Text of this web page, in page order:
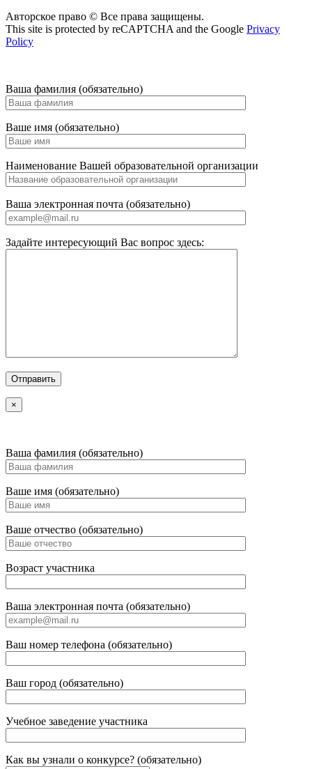
Авторское право © Все права защищены.
This site is protected by reCAPTCHA and the Google Privacy
Policy
Ваша фамилия (обязательно)
Ваше имя (обязательно)
Наименование Вашей образовательной организации
Ваша электронная почта (обязательно)
Задайте интересующий Вас вопрос здесь:
×
Ваша фамилия (обязательно)
Ваше имя (обязательно)
Ваше отчество (обязательно)
Возраст участника
Ваша электронная почта (обязательно)
Ваш номер телефона (обязательно)
Ваш город (обязательно)
Учебное заведение участника
Как вы узнали о конкурсе? (обязательно)